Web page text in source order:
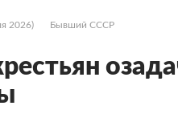
2026) Бывший СССР